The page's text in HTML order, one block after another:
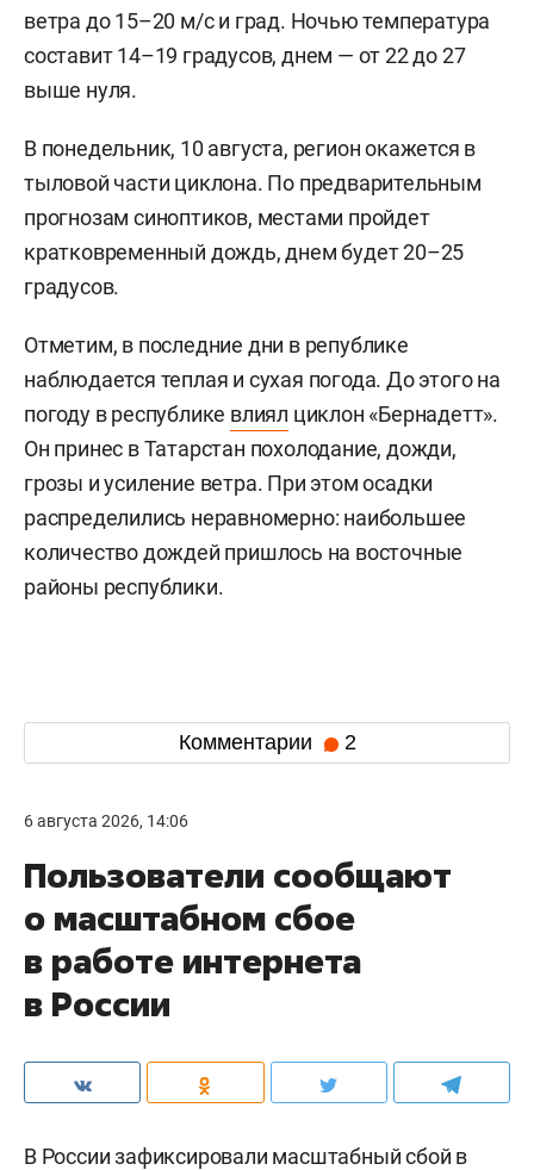
ветра до 15–20 м/с и град. Ночью температура
составит 14–19 градусов, днем — от 22 до 27
выше нуля.
В понедельник, 10 августа, регион окажется в
тыловой части циклона. По предварительным
прогнозам синоптиков, местами пройдет
кратковременный дождь, днем будет 20–25
градусов.
Отметим, в последние дни в републике
наблюдается теплая и сухая погода. До этого на
погоду в республике влиял циклон «Бернадетт».
Он принес в Татарстан похолодание, дожди,
грозы и усиление ветра. При этом осадки
распределились неравномерно: наибольшее
количество дождей пришлось на восточные
районы республики.
Комментарии 2
6 августа 2026, 14:06
Пользователи сообщают
о масштабном сбое
в работе интернета
в России
В России зафиксировали масштабный сбой в